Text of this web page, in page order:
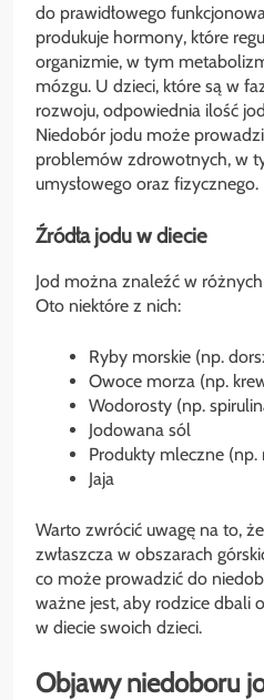
do prawidłowego
produkuje hormony, które
organizmie, w tym
mózgu. U dzieci, które są w
rozwoju, odpowiednia ilość
Niedobór jodu może
problemów zdrowotnych, w
umysłowego oraz fizycznego.
Źródła jodu w diecie
Jod można znaleźć w
Oto niektóre z nich:
Ryby morskie (np.
Owoce morza (np.
Wodorosty (np.
Jodowana sól
Produkty mleczne (np.
Jaja
Warto zwrócić uwagę na to,
zwłaszcza w obszarach
co może prowadzić do
ważne jest, aby rodzice dbali
w diecie swoich dzieci.
Objawy niedoboru